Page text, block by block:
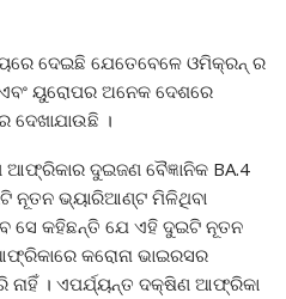
ଦେଇଛି ଯେତେବେଳେ ଓମିକ୍ରନ୍ ର
ୟୁରୋପର ଅନେକ ଦେଶରେ
।
ଦୁଇଜଣ ବୈଜ୍ଞାନିକ BA.4
ନୂତନ ଭ୍ୟାରିଆଣ୍ଟ ମିଳିଥିବା
ସେ କହିଛନ୍ତି ଯେ ଏହି ଦୁଇଟି ନୂତନ
କରୋନା ଭାଇରସର
ନାହିଁ । ଏପର୍ଯ୍ୟନ୍ତ ଦକ୍ଷିଣ ଆଫ୍ରିକା